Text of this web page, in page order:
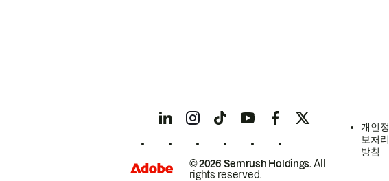
© 2026 Semrush Holdings.All
rights reserved.
개인정
보처리
방침